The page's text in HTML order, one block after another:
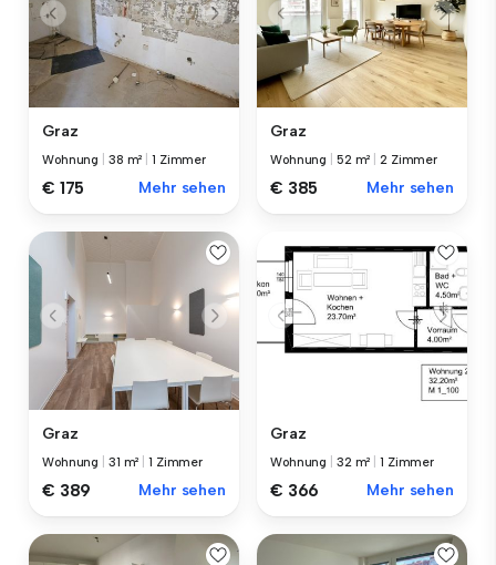
Graz
Wohnung 38 m² |1 Zimmer
€ 175 Mehr sehen
Graz
Wohnung 52 m² |2 Zimmer
€ 385 Mehr sehen
Graz
Wohnung 31 m² |1 Zimmer
€ 389 Mehr sehen
Graz
Wohnung 32 m² |1 Zimmer
€ 366 Mehr sehen